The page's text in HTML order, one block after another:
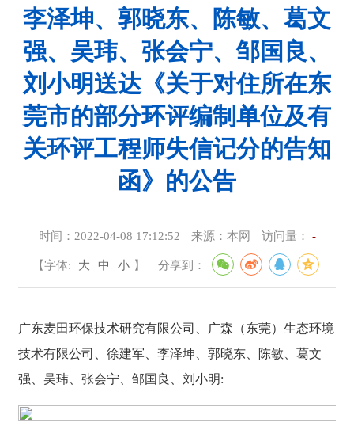
李泽坤、郭晓东、陈敏、葛文
强、吴玮、张会宁、邹国良、
刘小明送达《关于对住所在东
莞市的部分环评编制单位及有
关环评工程师失信记分的告知
函》的公告
时间： 2022-04-08 17:12:52 来源： 本网 访问量： -
【字体: 大 中 小 】 分享到：
广东麦田环保技术研究有限公司、广森（东莞）生态环境
技术有限公司、徐建军、李泽坤、郭晓东、陈敏、葛文
强、吴玮、张会宁、邹国良、刘小明: